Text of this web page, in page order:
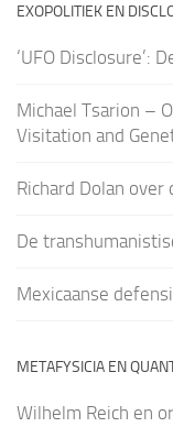
EXOPOLITIEK EN
‘UFO Disclosure’:
Michael Tsarion –
Visitation and
Richard Dolan over
De
Mexicaanse
METAFYSICIA EN
Wilhelm Reich en